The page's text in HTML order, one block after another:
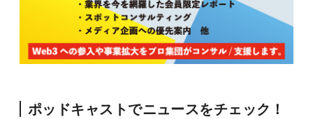
ポッドキャストでニュースをチェック！